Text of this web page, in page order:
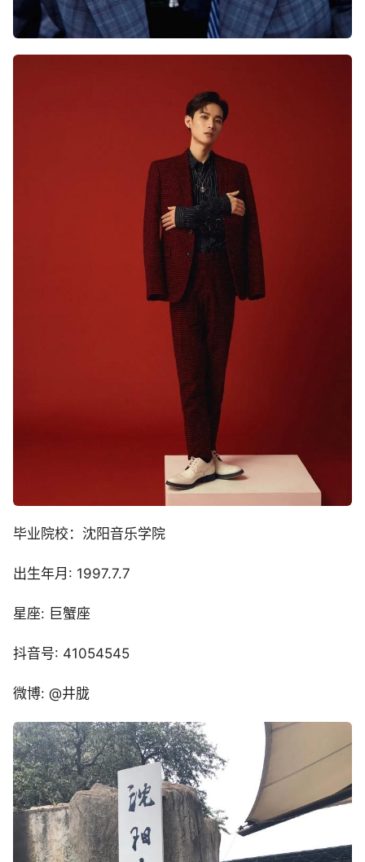
毕业院校：沈阳音乐学院
出生年月: 1997.7.7
星座: 巨蟹座
抖音号: 41054545
微博: @井胧